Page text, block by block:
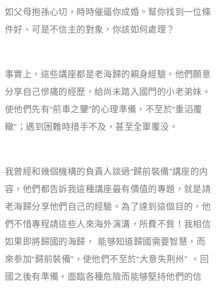
如父母抱孫心切，時時催逼你成婚。幫你找到一位條
件好、可是不信主的對象，你該如何處理？
事實上，這些講座都是老海歸的親身經驗。他們願意
分享自己慘痛的經歷，給尚未踏入國門的小老弟妹。
使他們先有“前車之鑒”的心理準備，不至於“重滔覆
轍”；遇到困難時措手不及，甚至全軍覆没。
我曾經和幾個機構的負責人談過“歸前裝備”講座的内
容，他們都告訴我這種講座最有價值的專題，就是請
老海歸分享他們自己的經驗。為了達到這個目的，他
們不惜專程請這些人來海外演溝，所費不貲！我相信
如果即將歸國的海歸， 能够知道歸國需要智慧，而
來参加“歸前裝備”，使他們不至於“大意失荆州” 。回
國之後有準備，面臨各種危險而能够堅持他們的信